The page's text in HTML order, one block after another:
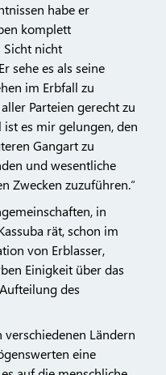
habe er
komplett
Sicht nicht
sehe es als seine
im Erbfall zu
Parteien gerecht zu
es mir gelungen, den
Gangart zu
und wesentliche
Zwecken zuzuführen.“
in
rät, schon im
von Erblasser,
Einigkeit über das
des
Ländern
eine